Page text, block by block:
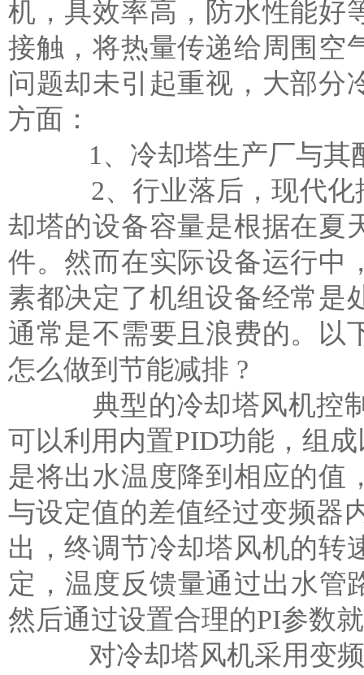
机，具效率高，防水性能好
接触，将热量传递给周围空
问题却未引起重视，大部分
方面：
1、冷却塔生产厂与其配
2、行业落后，现代化控
却塔的设备容量是根据在夏
件。然而在实际设备运行中
素都决定了机组设备经常是
通常是不需要且浪费的。以
怎么做到节能减排 ?
典型的冷却塔风机控制
可以利用内置PID功能，组
是将出水温度降到相应的值
与设定值的差值经过变频器
出，终调节冷却塔风机的转
定，温度反馈量通过出水管
然后通过设置合理的PI参数
对冷却塔风机采用变频